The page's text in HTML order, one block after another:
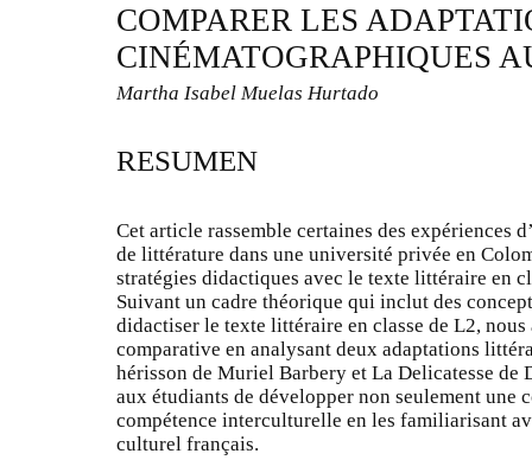
COMPARER LES
CINÉMATOGRAPHIQUES
Martha Isabel Muelas Hurtado
RESUMEN
Cet article rassemble certaines des expériences
de littérature dans une université privée en
stratégies didactiques avec le texte littéraire en
Suivant un cadre théorique qui inclut des
didactiser le texte littéraire en classe de L2,
comparative en analysant deux adaptations
hérisson de Muriel Barbery et La Delicatesse de
aux étudiants de développer non seulement une
compétence interculturelle en les familiarisant
culturel français.